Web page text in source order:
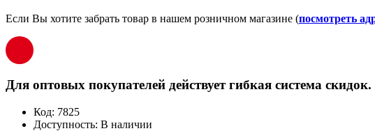
Если Вы хотите забрать товар в нашем розничном магазине (посмотреть
Для оптовых покупателей действует гибкая система скидок.
Код: 7825
Доступность: В наличии